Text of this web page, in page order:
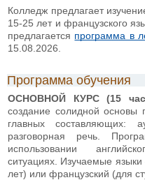
Колледж предлагает
15-25 лет и французского
предлагается программа в
15.08.2026.
Программа обучения
ОСНОВНОЙ КУРС (15
создание солидной основы
главных составляющих:
разговорная речь.
использовании
ситуациях. Изучаемые языки
лет) или французский (для